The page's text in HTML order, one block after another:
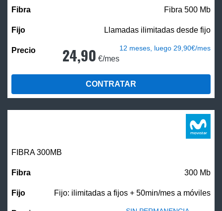
Fibra 500 Mb
Llamadas ilimitadas desde fijo
24,90 €/mes
12 meses, luego 29,90€/mes
CONTRATAR
FIBRA 300MB
300 Mb
Fijo: ilimitadas a fijos + 50min/mes a móviles